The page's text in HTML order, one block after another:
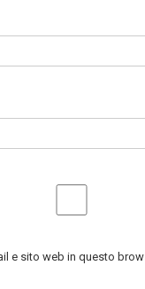
e sito web in questo